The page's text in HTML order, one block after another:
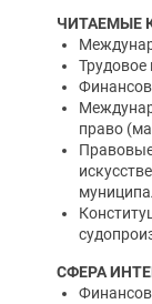
ЧИТАЕМЫЕ
Трудовое
право
СФЕРА